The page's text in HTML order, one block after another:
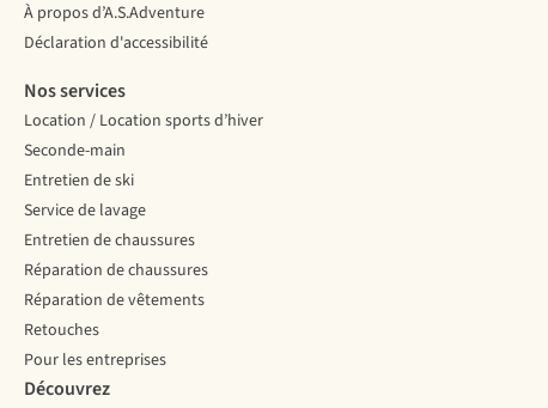
À propos d’A.S.Adventure
Déclaration d'accessibilité
Nos services
Location / Location sports d’hiver
Seconde-main
Entretien de ski
Service de lavage
Entretien de chaussures
Réparation de chaussures
Réparation de vêtements
Retouches
Pour les entreprises
Découvrez